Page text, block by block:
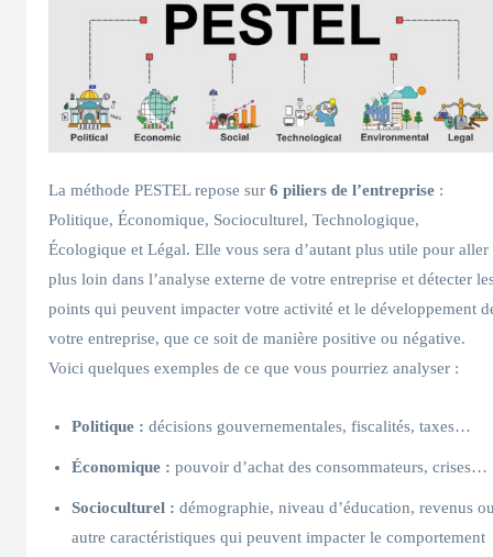
La méthode PESTEL repose sur 6 piliers de l’entreprise :
Politique, Économique, Socioculturel, Technologique,
Écologique et Légal. Elle vous sera d’autant plus utile pour aller
plus loin dans l’analyse externe de votre entreprise et détecter
points qui peuvent impacter votre activité et le développement
votre entreprise, que ce soit de manière positive ou négative.
Voici quelques exemples de ce que vous pourriez analyser :
Politique : décisions gouvernementales, fiscalités, taxes…
Économique : pouvoir d’achat des consommateurs, crises…
Socioculturel : démographie, niveau d’éducation, revenus
autre caractéristiques qui peuvent impacter le comportement